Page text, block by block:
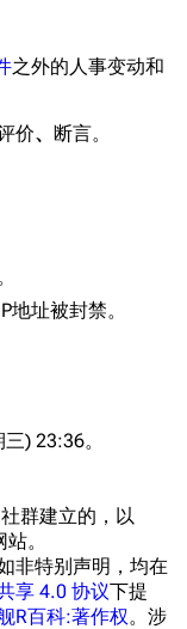
之外的人事变动和
价、 断言。
址被封禁。
) 23:36。
群建立的，以
。
非特别声明，均在
享 4.0 协议下提
R百科:著作权。涉